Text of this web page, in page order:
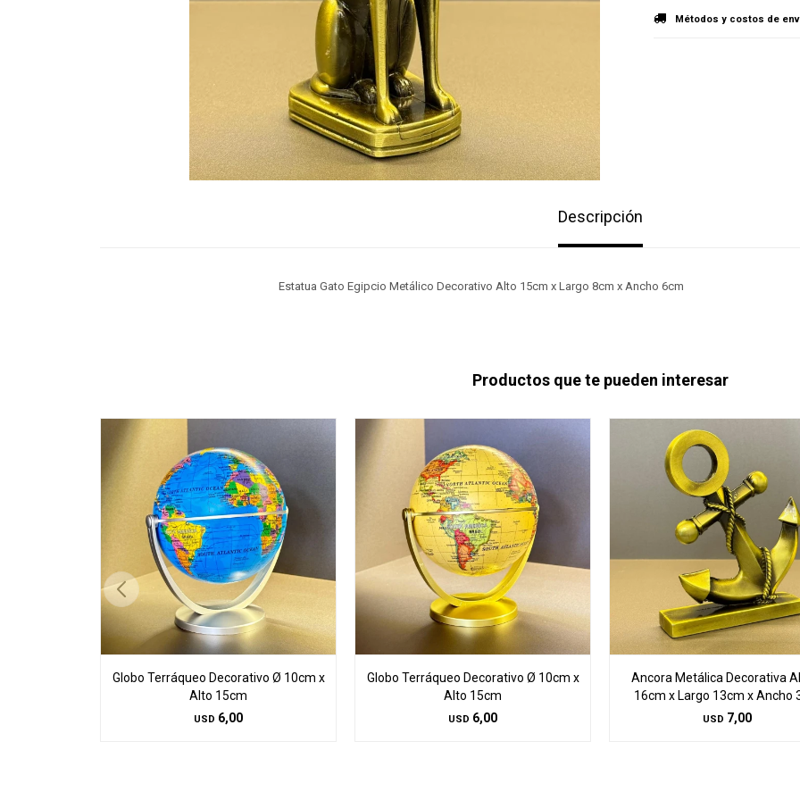
Métodos y costos de
Descripción
Estatua Gato Egipcio Metálico Decorativo Alto 15cm x Largo 8cm x Ancho 6cm
Productos que te pueden interesar
Globo Terráqueo Decorativo Ø 10cm x
Alto 15cm
USD 6,00
Globo Terráqueo Decorativo Ø 10cm x
Alto 15cm
USD 6,00
Ancora Metálica Decorativa
16cm x Largo 13cm x Ancho
USD 7,00